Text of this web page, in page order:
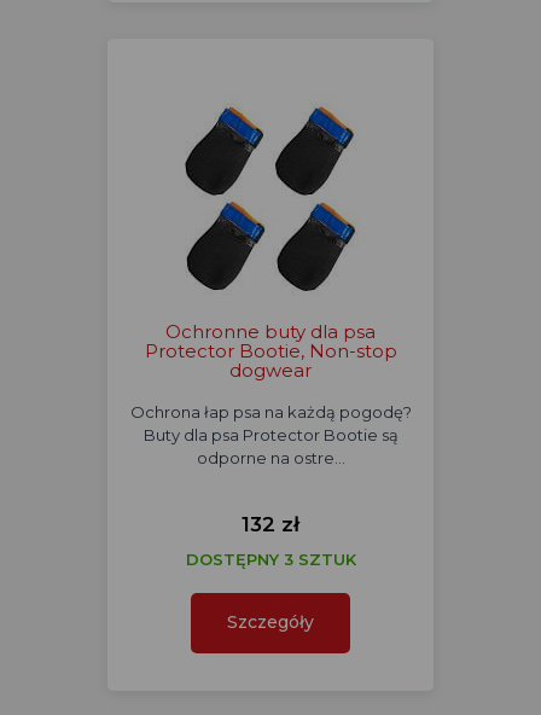
Ochronne buty dla psa
Protector Bootie, Non-stop
dogwear
Ochrona łap psa na każdą pogodę?
Buty dla psa Protector Bootie są
odporne na ostre…
132 zł
DOSTĘPNY 3 SZTUK
Szczegóły